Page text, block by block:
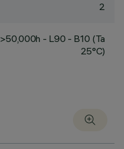
2
>50,000h - L90 - B10 (Ta
25°C)